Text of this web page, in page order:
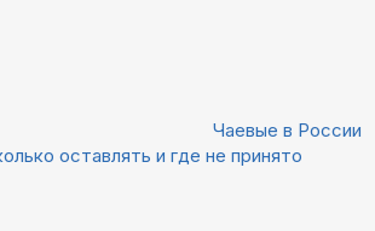
Чаевые в России
оставлять и где не принято